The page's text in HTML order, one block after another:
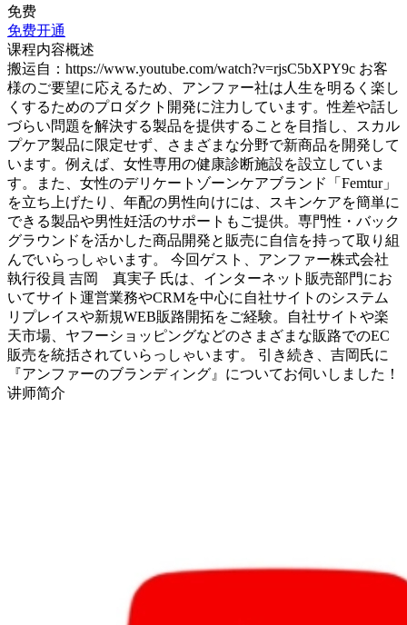
免费
免费开通
课程内容概述
搬运自：https://www.youtube.com/watch?v=rjsC5bXPY9c お客
様のご要望に応えるため、アンファー社は人生を明るく楽し
くするためのプロダクト開発に注力しています。性差や話し
づらい問題を解決する製品を提供することを目指し、スカル
プケア製品に限定せず、さまざまな分野で新商品を開発して
います。例えば、女性専用の健康診断施設を設立していま
す。また、女性のデリケートゾーンケアブランド「Femtur」
を立ち上げたり、年配の男性向けには、スキンケアを簡単に
できる製品や男性妊活のサポートもご提供。専門性・バック
グラウンドを活かした商品開発と販売に自信を持って取り組
んでいらっしゃいます。 今回ゲスト、アンファー株式会社
執行役員 吉岡 真実子 氏は、インターネット販売部門にお
いてサイト運営業務やCRMを中心に自社サイトのシステム
リプレイスや新規WEB販路開拓をご経験。自社サイトや楽
天市場、ヤフーショッピングなどのさまざまな販路でのEC
販売を統括されていらっしゃいます。 引き続き、吉岡氏に
『アンファーのブランディング』についてお伺いしました！
讲师简介